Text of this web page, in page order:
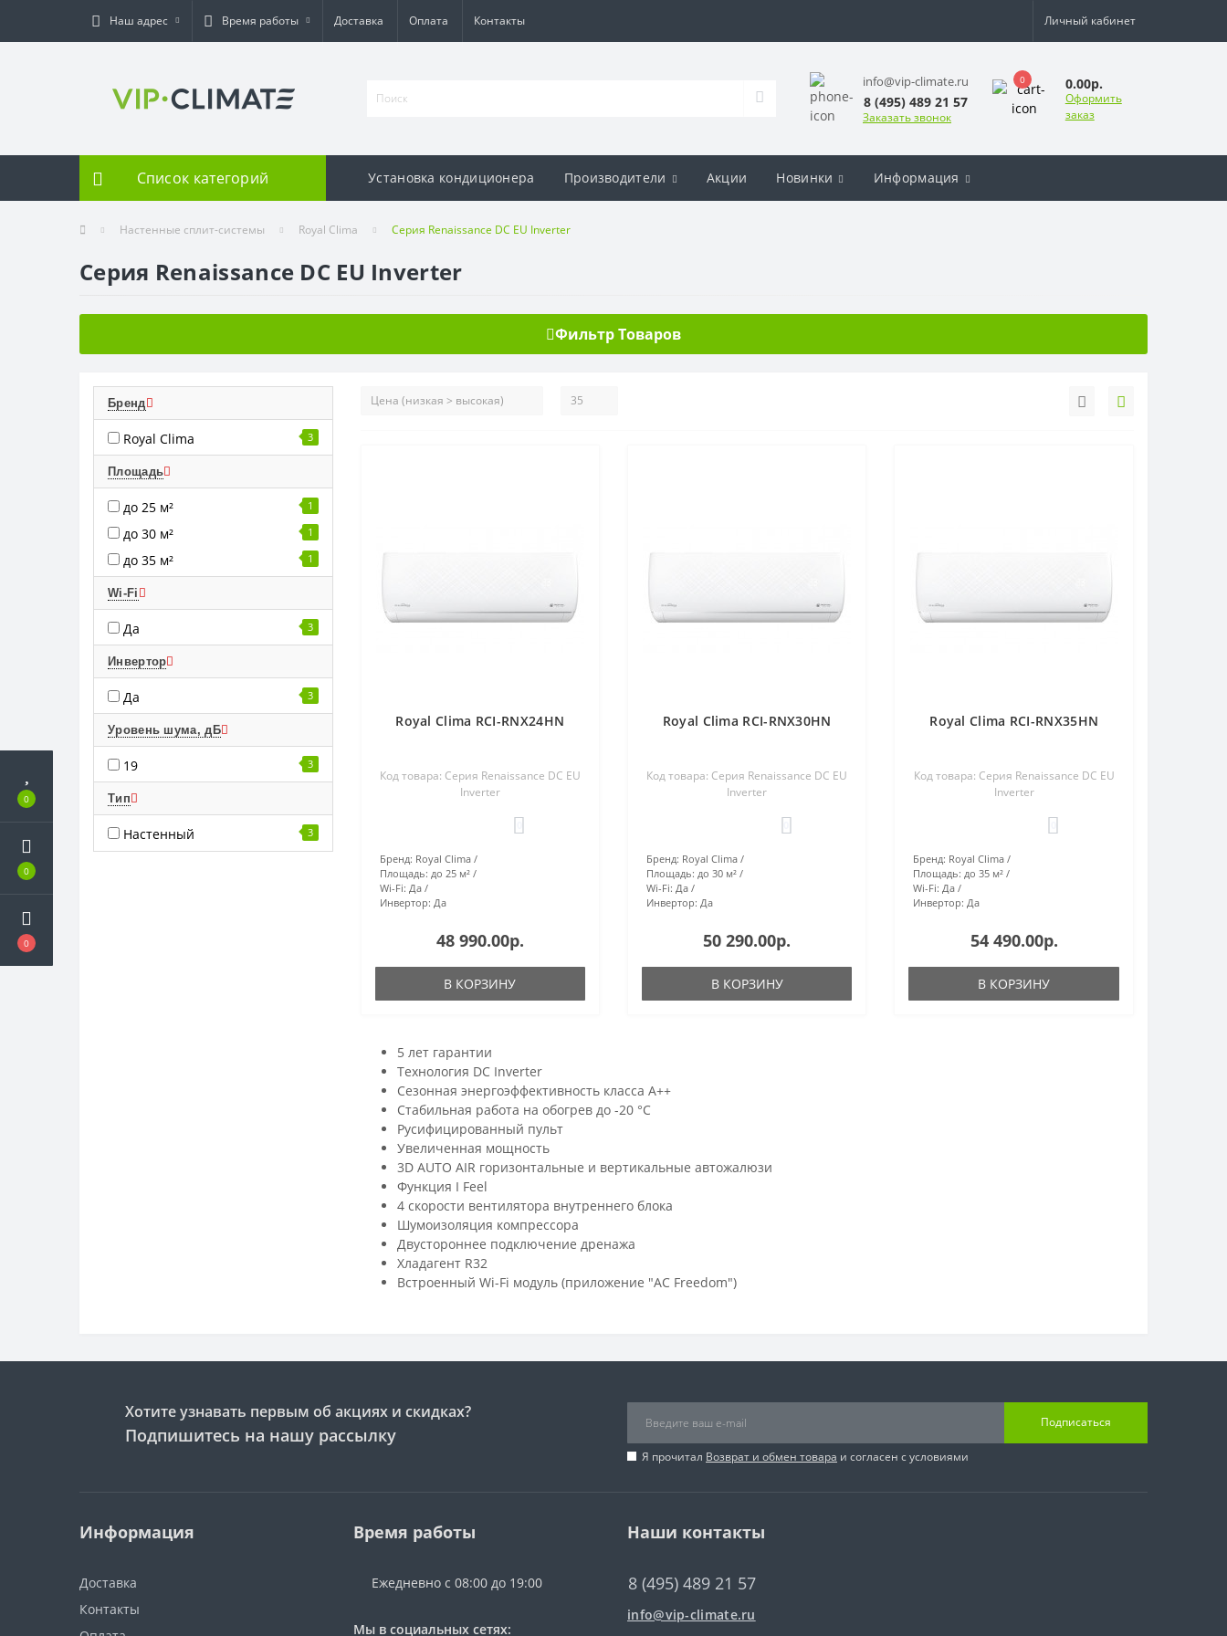
0
0
0
Наш адрес Время работы Доставка Оплата Контакты Личный кабинет
info@vip-climate.ru
8 (495) 489 21 57
Заказать звонок
0 0.00р.
Оформить
заказ
Список категорий Установка кондиционера Производители Акции Новинки Информация
Настенные сплит-системы Royal Clima Серия Renaissance DC EU Inverter
Серия Renaissance DC EU Inverter
Фильтр Товаров
Бренд
Royal Clima 3
Площадь
до 25 м² 1
до 30 м² 1
до 35 м² 1
Wi-Fi
Да 3
Инвертор
Да 3
Уровень шума, дБ
19 3
Тип
Настенный 3
Royal Clima RCI-RNX24HN
Код товара: Серия Renaissance DC EU
Inverter
Бренд: Royal Clima
Площадь: до 25 м²
Wi-Fi: Да
Инвертор: Да
48 990.00р.
В КОРЗИНУ
Royal Clima RCI-RNX30HN
Код товара: Серия Renaissance DC EU
Inverter
Бренд: Royal Clima
Площадь: до 30 м²
Wi-Fi: Да
Инвертор: Да
50 290.00р.
В КОРЗИНУ
Royal Clima RCI-RNX35HN
Код товара: Серия Renaissance DC EU
Inverter
Бренд: Royal Clima
Площадь: до 35 м²
Wi-Fi: Да
Инвертор: Да
54 490.00р.
В КОРЗИНУ
5 лет гарантии
Технология DC Inverter
Сезонная энергоэффективность класса А++
Стабильная работа на обогрев до -20 °С
Русифицированный пульт
Увеличенная мощность
3D AUTO AIR горизонтальные и вертикальные автожалюзи
Функция I Feel
4 скорости вентилятора внутреннего блока
Шумоизоляция компрессора
Двустороннее подключение дренажа
Хладагент R32
Встроенный Wi-Fi модуль (приложение "AC Freedom")
Хотите узнавать первым об акциях и скидках?
Подпишитесь на нашу рассылку
Подписаться
Я прочитал Возврат и обмен товара и согласен с условиями
Информация
Доставка
Контакты
Время работы
Ежедневно с 08:00 до 19:00
Мы в социальных сетях:
Наши контакты
8 (495) 489 21 57
info@vip-climate.ru